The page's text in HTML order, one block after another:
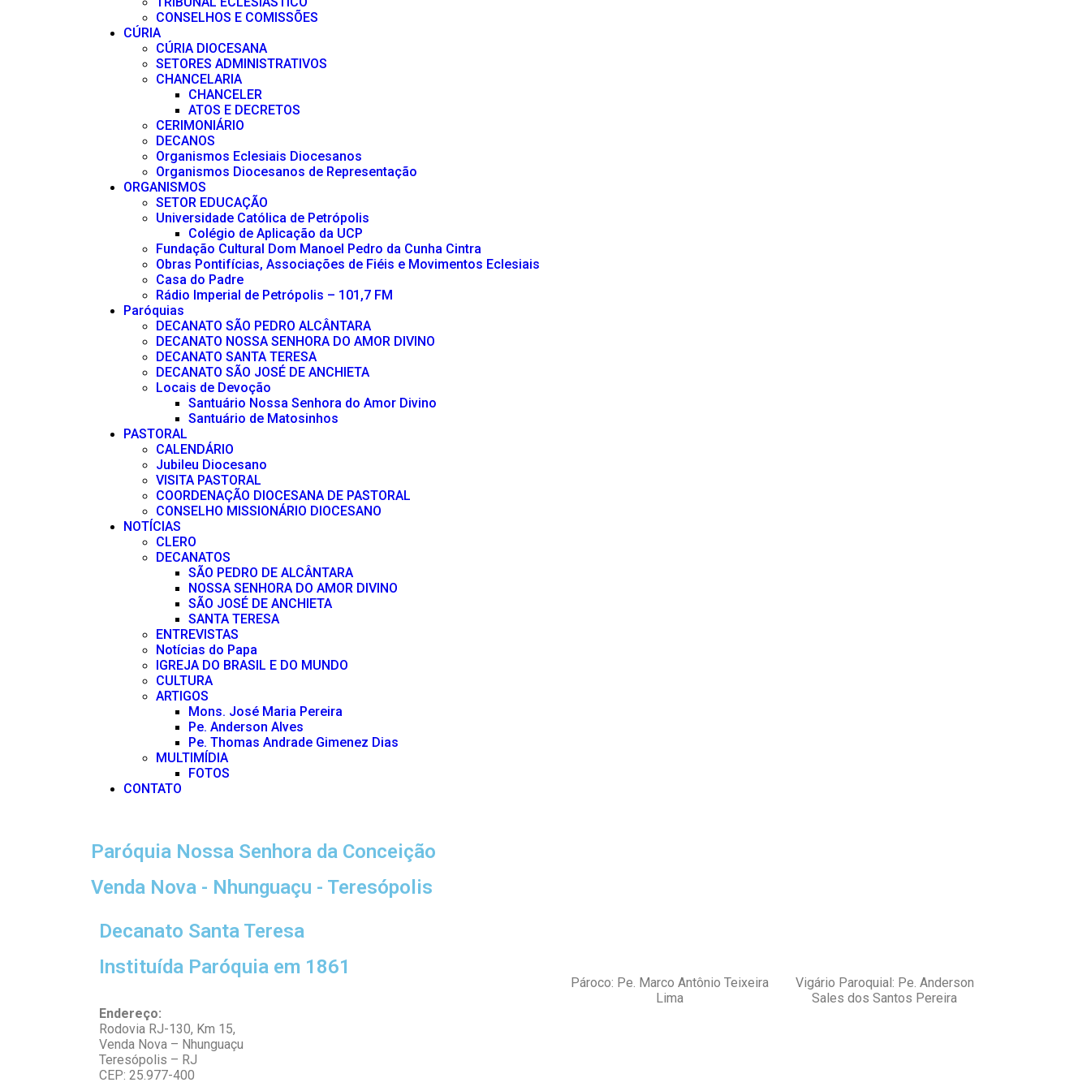
CONSELHOS E COMISSÕES
CÚRIA
CÚRIA DIOCESANA
SETORES ADMINISTRATIVOS
CHANCELARIA
CHANCELER
ATOS E DECRETOS
CERIMONIÁRIO
DECANOS
Organismos Eclesiais Diocesanos
Organismos Diocesanos de Representação
ORGANISMOS
SETOR EDUCAÇÃO
Universidade Católica de Petrópolis
Colégio de Aplicação da UCP
Fundação Cultural Dom Manoel Pedro da Cunha Cintra
Obras Pontifícias, Associações de Fiéis e Movimentos Eclesiais
Casa do Padre
Rádio Imperial de Petrópolis – 101,7 FM
Paróquias
DECANATO SÃO PEDRO ALCÂNTARA
DECANATO NOSSA SENHORA DO AMOR DIVINO
DECANATO SANTA TERESA
DECANATO SÃO JOSÉ DE ANCHIETA
Locais de Devoção
Santuário Nossa Senhora do Amor Divino
Santuário de Matosinhos
PASTORAL
CALENDÁRIO
Jubileu Diocesano
VISITA PASTORAL
COORDENAÇÃO DIOCESANA DE PASTORAL
CONSELHO MISSIONÁRIO DIOCESANO
NOTÍCIAS
CLERO
DECANATOS
SÃO PEDRO DE ALCÂNTARA
NOSSA SENHORA DO AMOR DIVINO
SÃO JOSÉ DE ANCHIETA
SANTA TERESA
ENTREVISTAS
Notícias do Papa
IGREJA DO BRASIL E DO MUNDO
CULTURA
ARTIGOS
Mons. José Maria Pereira
Pe. Anderson Alves
Pe. Thomas Andrade Gimenez Dias
MULTIMÍDIA
FOTOS
CONTATO
Paróquia Nossa Senhora da Conceição
Venda Nova - Nhunguaçu - Teresópolis
Decanato Santa Teresa
Instituída Paróquia em 1861
Endereço:
Rodovia RJ-130, Km 15,
Venda Nova – Nhunguaçu
Teresópolis – RJ
CEP: 25.977-400
Pároco: Pe. Marco Antônio Teixeira
Lima
Vigário Paroquial: Pe. Anderson
Sales dos Santos Pereira